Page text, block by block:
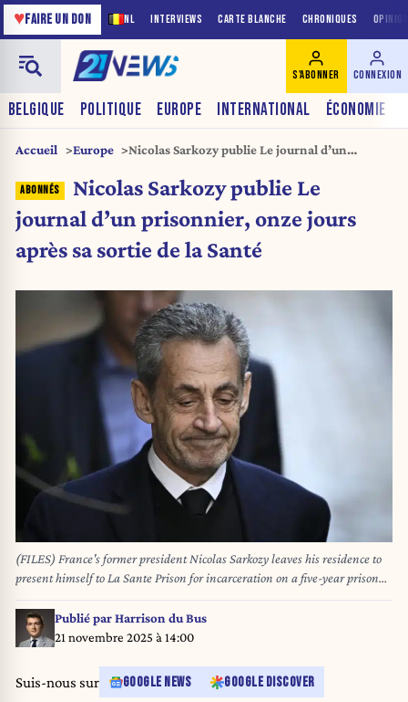
NL INTERVIEWS CARTE BLANCHE CHRONIQUES
♥FAIRE UN DON
BELGIQUE POLITIQUE EUROPE INTERNATIONAL ÉCONOMIE
S'ABONNER CONNEXION
Accueil Europe
Nicolas Sarkozy publie Le journal d’un
Santé
Nicolas Sarkozy publie Le
journal d’un prisonnier, onze jours
après sa sortie de la Santé
(FILES) France's former president Nicolas Sarkozy leaves his residence to
present himself to La Sante Prison for incarceration on a five-year prison
sentence after being convicted of criminal conspiracy over a plan for late
Libyan dictator Moamer Kadhafi to fund his 2007 electoral campaign, in
Paris, on October 21, 2025. Nicolas Sarkozy, who have been convicted of
fund his 2007 electoral campaign, will go on appeal trial from March 16 to
June 3, 2026. JULIEN DE ROSA / AFP
Publié parHarrison du Bus
21 novembre 2025 à 14:00
Suis-nous sur GOOGLE NEWS GOOGLE DISCOVER